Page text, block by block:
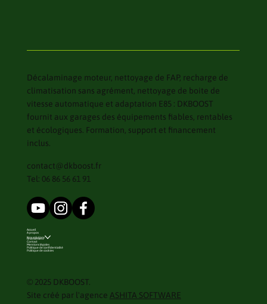
Décalaminage moteur, nettoyage de FAP, recharge de
climatisation sans agrément, nettoyage de boite de
vitesse automatique et adaptation E85 : DKBOOST
fournit aux garages des équipements fiables, rentables
et écologiques. Formation, support et financement
inclus.
contact@dkboost.fr
Tel: 06 86 56 61 91
Accueil
A propos
Nos solutions
Financement
Contact
Mentions légales
Politique de confidentialité
Politique de cookies
© 2025 DKBOOST.
Site créé par l'agence ASHITA SOFTWARE